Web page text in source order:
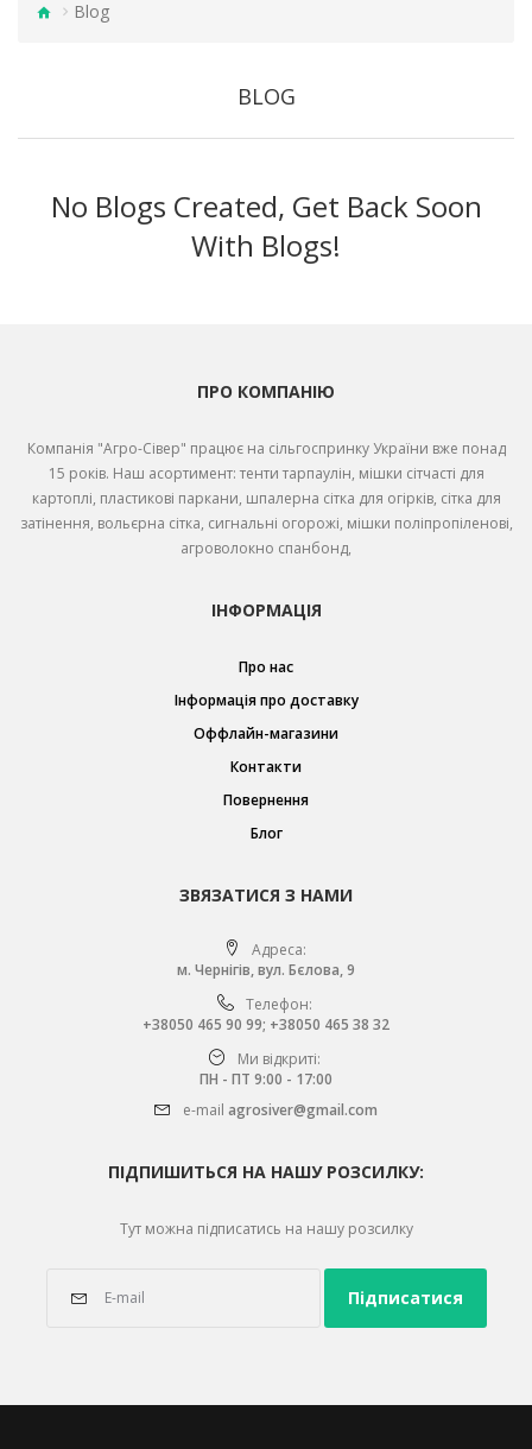
Blog
BLOG
No Blogs Created, Get Back Soon
With Blogs!
ПРО КОМПАНІЮ
Компанія "Агро-Сівер" працює на сільгоспринку України вже понад
15 років. Наш асортимент: тенти тарпаулін, мішки сітчасті для
картоплі, пластикові паркани, шпалерна сітка для огірків, сітка для
затінення, вольєрна сітка, сигнальні огорожі, мішки поліпропіленові,
агроволокно спанбонд,
ІНФОРМАЦІЯ
Про нас
Інформація про доставку
Оффлайн-магазини
Контакти
Повернення
Блог
ЗВЯЗАТИСЯ З НАМИ
Адреса:
м. Чернігів, вул. Бєлова, 9
Телефон:
+38050 465 90 99; +38050 465 38 32
Ми відкриті:
ПН - ПТ 9:00 - 17:00
e-mail agrosiver@gmail.com
ПІДПИШИТЬСЯ НА НАШУ РОЗСИЛКУ:
Тут можна підписатись на нашу розсилку
Підписатися